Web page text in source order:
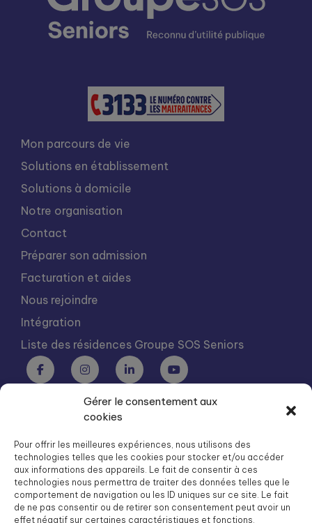
Gérer le consentement aux
cookies
Pour offrir les meilleures expériences, nous utilisons des
technologies telles que les cookies pour stocker et/ou accéder
aux informations des appareils. Le fait de consentir à ces
technologies nous permettra de traiter des données telles que le
comportement de navigation ou les ID uniques sur ce site. Le fait
de ne pas consentir ou de retirer son consentement peut avoir un
effet négatif sur certaines caractéristiques et fonctions.
Mon parcours de vie
Solutions en établissement
Solutions à domicile
Notre organisation
Contact
Préparer son admission
Facturation et aides
Nous rejoindre
Intégration
Liste des résidences Groupe SOS Seniors
Groupe SOS Seniors est une association du Groupe SOS
dg.seniors@groupe-sos.org
ARPAVIE est une association du Groupe SOS